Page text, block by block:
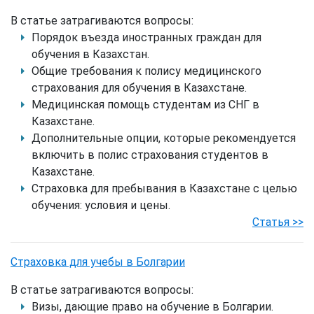
В статье затрагиваются вопросы:
Порядок въезда иностранных граждан для
обучения в Казахстан.
Общие требования к полису медицинского
страхования для обучения в Казахстане.
Медицинская помощь студентам из СНГ в
Казахстане.
Дополнительные опции, которые рекомендуется
включить в полис страхования студентов в
Казахстане.
Страховка для пребывания в Казахстане с целью
обучения: условия и цены.
Статья >>
Страховка для учебы в Болгарии
В статье затрагиваются вопросы:
Визы, дающие право на обучение в Болгарии.